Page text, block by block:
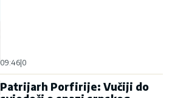
09:46 0
Patrijarh Porfirije: Vučiji do